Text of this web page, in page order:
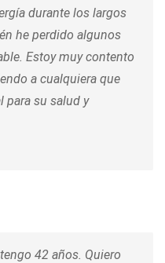
durante los largos
he perdido algunos
Estoy muy contento
a cualquiera que
para su salud y
42 años. Quiero